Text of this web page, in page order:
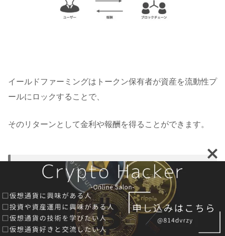
イールドファーミングはトークン保有者が資産を流動性プ
ールにロックすることで、
そのリターンとして金利や報酬を得ることができます。
イールドファーミングの利回り
イールドファーミングの利回りはAPRとAPYがありま
す。